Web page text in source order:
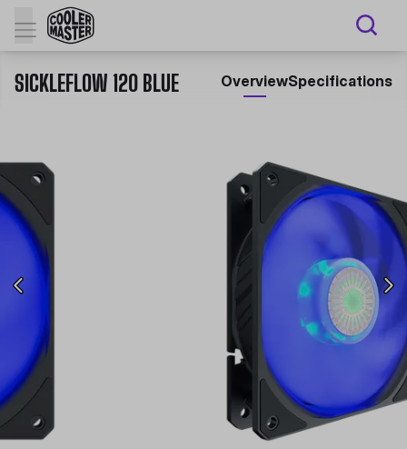
SICKLEFLOW 120 BLUE OverviewSpecifications